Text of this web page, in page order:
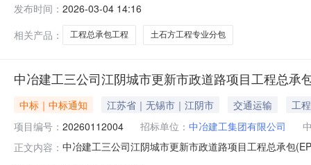
202601jyl01的中冶建工三公司江阴城市更新市政道路项
评审结果通过
发布时间： 2026-03-04 14:16
相关产品：
工程总承包工程 土石方工程专业分包
中冶建工三公司江阴城市更新市政道路项目工程总
中标｜中标通知 江苏省｜无锡市｜江阴市 交通运输
工程
项目编号： 20260112004 招标单位： 中冶建工集团有限公司
正文内容： 中冶建工三公司江阴城市更新市政道路项目工程总承包